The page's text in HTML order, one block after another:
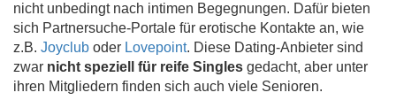
nicht unbedingt nach intimen Begegnungen. Dafür bieten
sich Partnersuche-Portale für erotische Kontakte an, wie
z.B. Joyclub oder Lovepoint. Diese Dating-Anbieter sind
zwar nicht speziell für reife Singles gedacht, aber unter
ihren Mitgliedern finden sich auch viele Senioren.